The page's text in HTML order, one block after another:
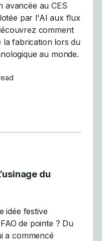
avancée au CES
par l'AI aux flux
comment
fabrication lors du
au monde.
participe à la vitrine
du
idée festive
de pointe ? Du
a commencé